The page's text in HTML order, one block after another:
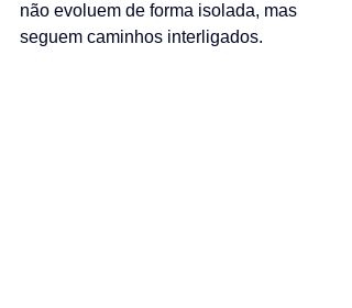
não evoluem de forma isolada, mas
seguem caminhos interligados.